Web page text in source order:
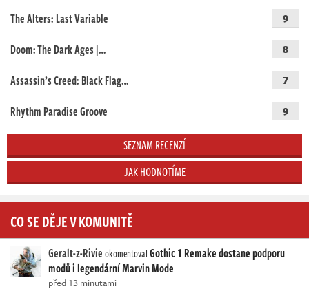
The Alters: Last Variable 9
Doom: The Dark Ages |… 8
Assassin’s Creed: Black Flag… 7
Rhythm Paradise Groove 9
SEZNAM RECENZÍ
JAK HODNOTÍME
CO SE DĚJE V KOMUNITĚ
Geralt-z-RivieokomentovalGothic 1 Remake dostane podporu
modů i legendární Marvin Mode
před 13 minutami